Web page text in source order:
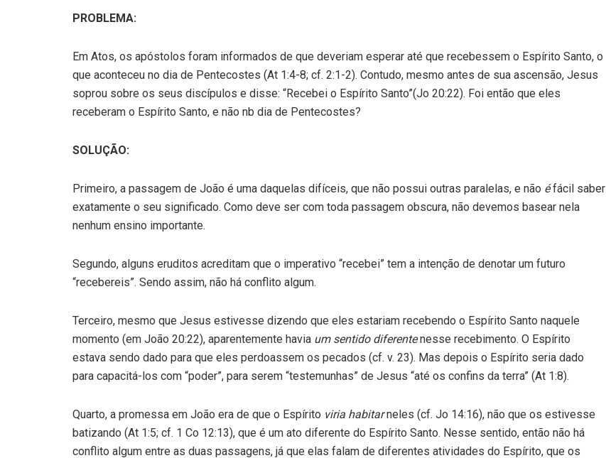
PROBLEMA:
Em Atos, os apóstolos foram informados de que deveriam esperar até que recebessem o Espírito Santo, o
que aconteceu no dia de Pentecostes (At 1:4-8; cf. 2:1-2). Contudo, mesmo antes de sua ascensão, Jesus
soprou sobre os seus discípulos e disse: “Recebei o Espírito Santo”(Jo 20:22). Foi então que eles
receberam o Espírito Santo, e não nb dia de Pentecostes?
SOLUÇÃO:
Primeiro, a passagem de João é uma daquelas difíceis, que não possui outras paralelas, e não éfácil saber
exatamente o seu significado. Como deve ser com toda passagem obscura, não devemos basear nela
nenhum ensino importante.
Segundo, alguns eruditos acreditam que o imperativo “recebei” tem a intenção de denotar um futuro
“recebereis”. Sendo assim, não há conflito algum.
Terceiro, mesmo que Jesus estivesse dizendo que eles estariam recebendo o Espírito Santo naquele
momento (em João 20:22), aparentemente havia um sentido diferentenesse recebimento. O Espírito
estava sendo dado para que eles perdoassem os pecados (cf. v. 23). Mas depois o Espírito seria dado
para capacitá-los com “poder”, para serem “testemunhas” de Jesus “até os confins da terra” (At 1:8).
Quarto, a promessa em João era de que o Espírito viria habitarneles (cf. Jo 14:16), não que os estivesse
batizando (At 1:5; cf. 1 Co 12:13), que é um ato diferente do Espírito Santo. Nesse sentido, então não há
conflito algum entre as duas passagens, já que elas falam de diferentes atividades do Espírito, que os